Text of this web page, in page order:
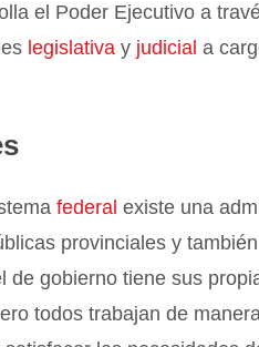
el Poder Ejecutivo a
legislativa y judicial a
federal existe una
provinciales y
de gobierno tiene sus
todos trabajan de